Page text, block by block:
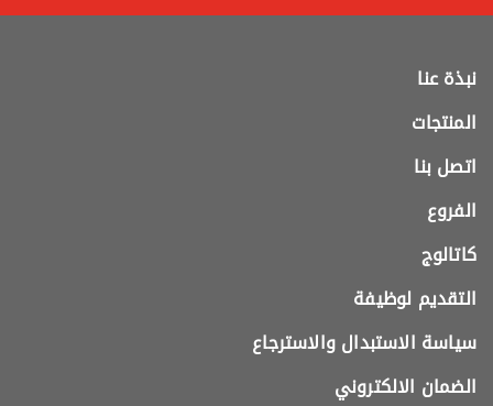
نبذة عنا
المنتجات
اتصل بنا
الفروع
كاتالوج
التقديم لوظيفة
سياسة الاستبدال والاسترجاع
الضمان الالكتروني